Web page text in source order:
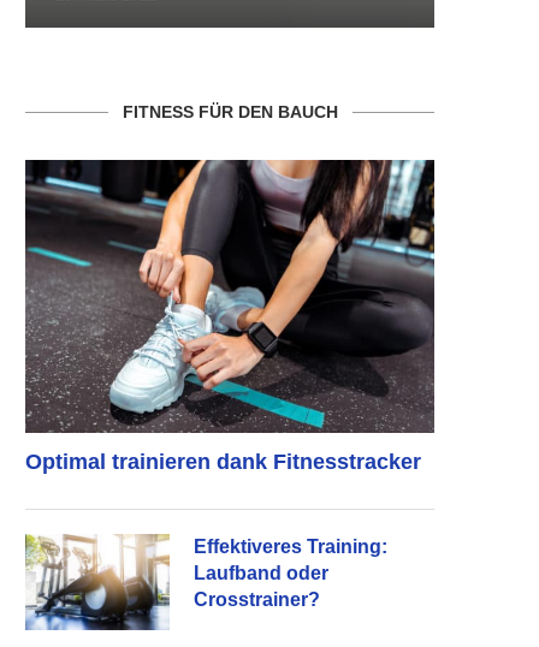
FITNESS FÜR DEN BAUCH
Optimal trainieren dank Fitnesstracker
Effektiveres Training:
Laufband oder
Crosstrainer?